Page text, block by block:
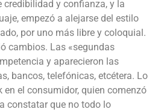
y confianza, y la
empezó a alejarse del estilo
por uno más libre y coloquial.
cambios. Las «segundas
y aparecieron las
bancos, telefónicas, etcétera. Lo
el consumidor, quien comenzó
constatar que no todo lo